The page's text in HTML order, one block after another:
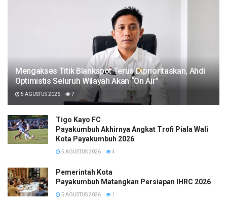
Mengakses Titik Blankspot Terus Diprioritaskan, Ahdi
Optimistis Seluruh Wilayah Akan “On Air”
5 AGUSTUS 2026 7
Tigo Kayo FC
Payakumbuh Akhirnya Angkat Trofi Piala Wali
Kota Payakumbuh 2026
5 AGUSTUS 2026 4
Pemerintah Kota
Payakumbuh Matangkan Persiapan IHRC 2026
5 AGUSTUS 2026 1